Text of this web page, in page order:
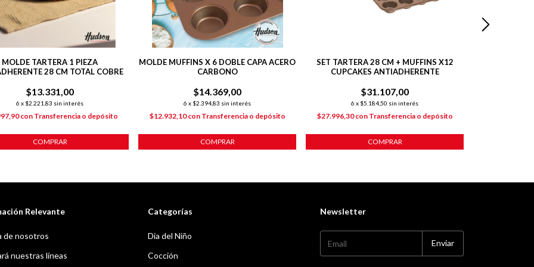
MOLDE TARTERA 1 PIEZA
28 CM TOTAL COBRE
$13.331,00
6 x $2.221,83 sin interés
con Transferencia o depósito
COMPRAR
MOLDE MUFFINS X 6 DOBLE CAPA ACERO
CARBONO
$14.369,00
6 x $2.394,83 sin interés
$12.932,10con Transferencia o depósito
COMPRAR
SET TARTERA 28 CM + MUFFINS X12
CUPCAKES ANTIADHERENTE
$31.107,00
6 x $5.184,50 sin interés
$27.996,30con Transferencia o depósito
COMPRAR
Relevante
de nosotros
nuestras líneas
Categorías
Dia del Niño
Cocción
Newsletter